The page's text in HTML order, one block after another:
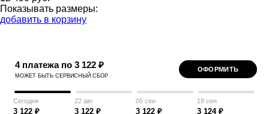
Показывать размеры:
добавить в корзину
4 платежа по 3 122 ₽
МОЖЕТ БЫТЬ СЕРВИСНЫЙ СБОР
ОФОРМИТЬ
Сегодня
3 122 ₽
22 авг
3 122 ₽
05 сен
3 122 ₽
19 сен
3 124 ₽